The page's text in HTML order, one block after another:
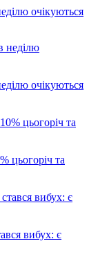
очікуються
очікуються
цьогоріч та
вибух: є